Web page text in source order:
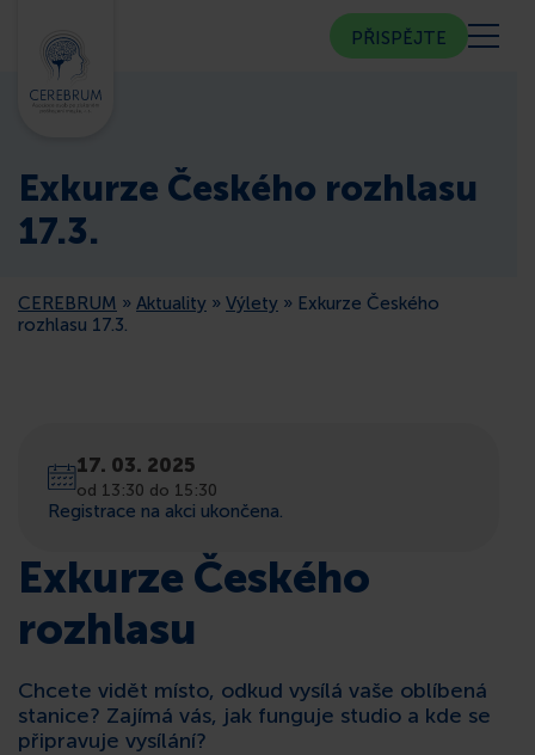
KOMUNITNÍ CENTRUM
CEREBRUM V MÉDIÍCH
KONTAKT
PŘISPĚJTE
Exkurze Českého rozhlasu
17.3.
CEREBRUM » Aktuality » Výlety » Exkurze Českého
rozhlasu 17.3.
17. 03. 2025
od 13:30 do 15:30
Registrace na akci ukončena.
Exkurze Českého
rozhlasu
Chcete vidět místo, odkud vysílá vaše oblíbená
stanice? Zajímá vás, jak funguje studio a kde se
připravuje vysílání?